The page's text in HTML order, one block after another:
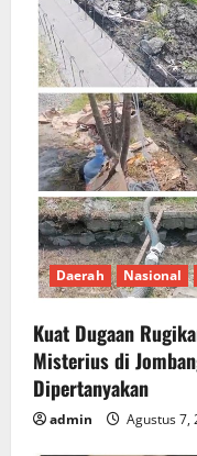
Daerah Nasional
Kuat Dugaan
Misterius di
Dipertanyakan
admin Agustus 7,